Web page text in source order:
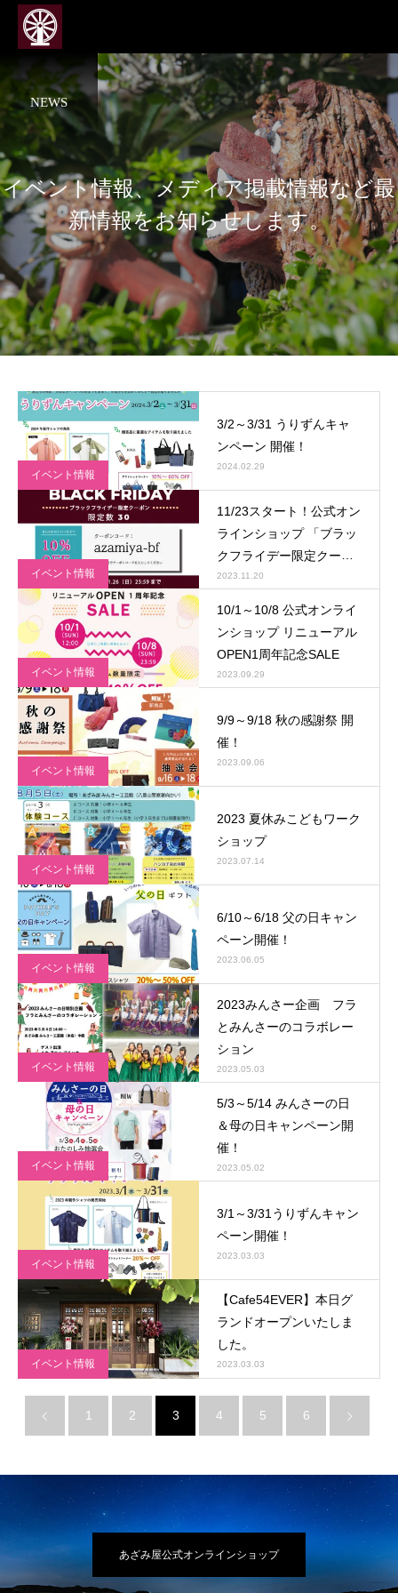
NEWS
イベント情報、メディア掲載情報など最
新情報をお知らせします。
イベント情報
3/2～3/31 うりずんキャ
ンペーン 開催！
2024.02.29
イベント情報
11/23スタート！公式オン
ラインショップ 「ブラッ
クフライデー限定クーポ
ン」
2023.11.20
イベント情報
10/1～10/8 公式オンライ
ンショップ リニューアル
OPEN1周年記念SALE
2023.09.29
イベント情報
9/9～9/18 秋の感謝祭 開
催！
2023.09.06
イベント情報
2023 夏休みこどもワーク
ショップ
2023.07.14
イベント情報
6/10～6/18 父の日キャン
ペーン開催！
2023.06.05
イベント情報
2023みんさー企画 フラ
とみんさーのコラボレー
ション
2023.05.03
イベント情報
5/3～5/14 みんさーの日
＆母の日キャンペーン開
催！
2023.05.02
イベント情報
3/1～3/31うりずんキャン
ペーン開催！
2023.03.03
イベント情報
【Cafe54EVER】本日グ
ランドオープンいたしま
した。
2023.03.03
1 2 3 4 5 6
あざみ屋公式オンラインショップ